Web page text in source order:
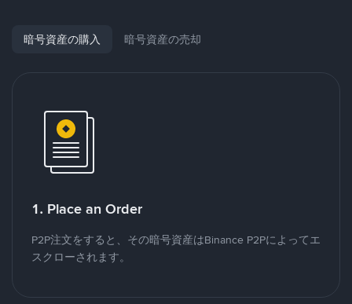
暗号資産の購入 暗号資産の売却
1. Place an Order
P2P注文をすると、その暗号資産はBinance P2Pによってエ
スクローされます。